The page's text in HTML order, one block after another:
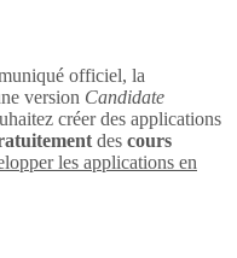
officiel, la
version Candidate
créer des applications
des cours
les applications en